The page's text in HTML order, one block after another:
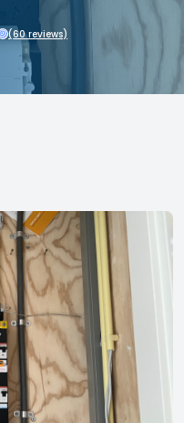
(60reviews)